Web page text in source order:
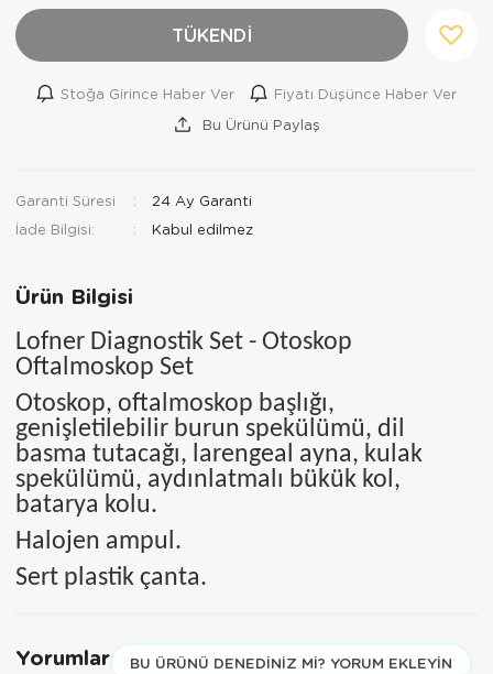
Sarf Malzemeleri
Sarf Malzemeleri
Yara Bakım Ürünleri
TÜKENDİ
Stoğa Girince Haber Ver
Fiyatı Düşünce Haber Ver
Bu Ürünü Paylaş
Garanti Süresi
24 Ay Garanti
İade Bilgisi:
Ürün Bilgisi
Lofner Diagnostik Set - Otoskop
Oftalmoskop Set
Otoskop, oftalmoskop başlığı,
genişletilebilir burun spekülümü, dil
basma tutacağı, larengeal ayna, kulak
spekülümü, aydınlatmalı bükük kol,
batarya kolu.
Halojen ampul.
Sert plastik çanta.
Yorumlar BU ÜRÜNÜ DENEDINIZ MI? YORUM EKLEYIN